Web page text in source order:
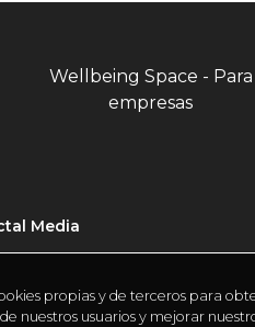
Wellbeing Space - Para
empresas
Media
propias y de terceros para
nuestros usuarios y mejorar